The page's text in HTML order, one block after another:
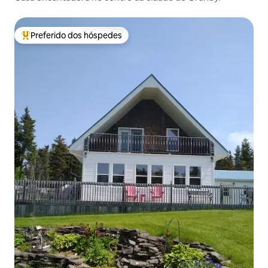
Entre os melhores preferidos dos hóspedes
Preferido dos hóspedes